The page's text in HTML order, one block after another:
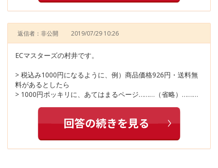
返信者：非公開 2019/07/29 10:26
ECマスターズの村井です。
> 税込み1000円になるように、例）商品価格926円・送料無
料があるとしたら
> 1000円ポッキリに、あてはまるページ………（省略）………